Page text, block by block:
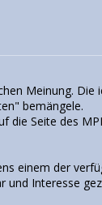
Meinung. Die
bemängele.
die Seite des
einem der
und Interesse